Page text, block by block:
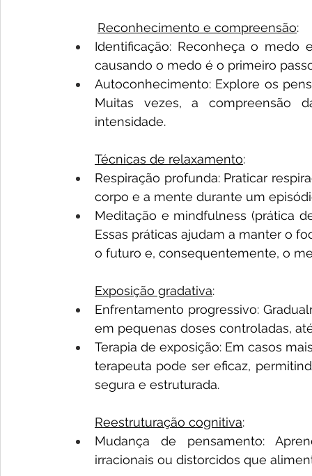
	Reconhecimento e compreensão
:
Identificação: Reconheça o medo
causando o medo é o primeiro
Autoconhecimento: Explore os
Muitas vezes, a compreensão
intensidade.
Técnicas de relaxamento:
Respiração profunda: Praticar
corpo e a mente durante um
Meditação e mindfulness (prática
Essas práticas ajudam a manter o
o futuro e, consequentemente, o
Exposição gradativa:
Enfrentamento progressivo:
em pequenas doses controladas,
Terapia de exposição: Em casos
terapeuta pode ser eficaz,
segura e estruturada.
Reestruturação cognitiva:
Mudança de pensamento:
irracionais ou distorcidos que